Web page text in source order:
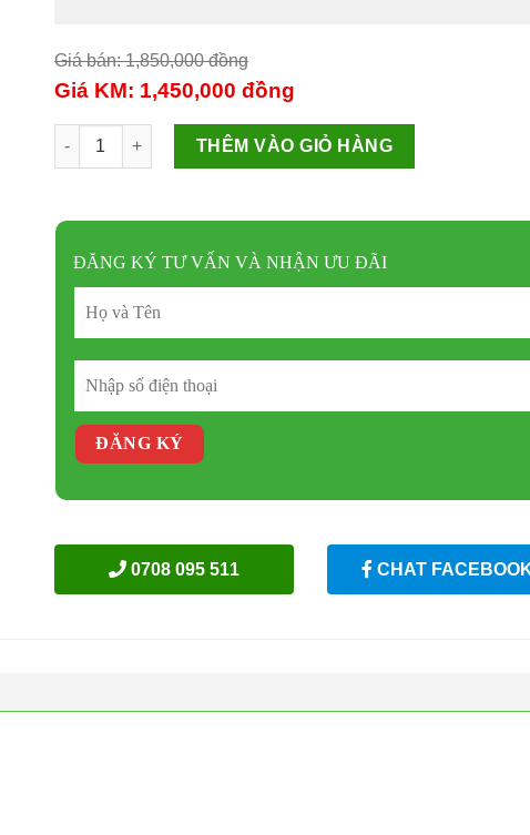
Giá bán: 1,850,000đồng
Giá KM: 1,450,000 đồng
Nồi cơm cao tần JOYOUNG F504 số lượng
THÊM VÀO GIỎ HÀNG
ĐĂNG KÝ TƯ VẤN VÀ NHẬN ƯU ĐÃI
0708 095 511 CHAT